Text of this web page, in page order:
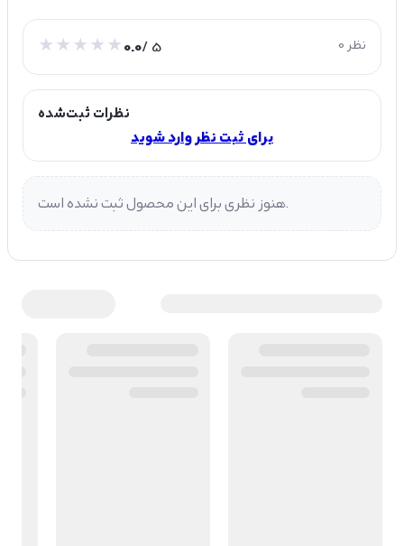
0.0/ 5 0 نظر
نظرات ثبت‌شده
برای ثبت نظر وارد شوید
هنوز نظری برای این محصول ثبت نشده است.